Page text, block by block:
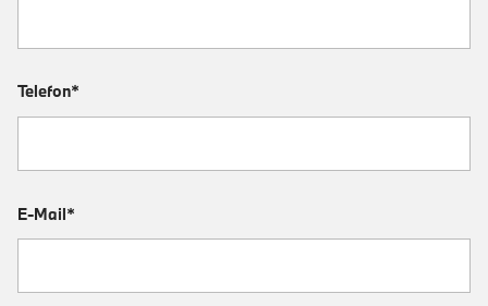
Telefon*
E-Mail*